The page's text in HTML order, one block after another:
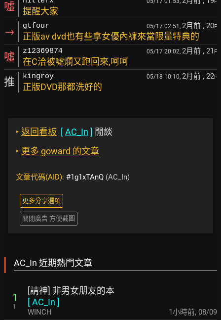
噓 提醒大家
→ gtfour 05/17 02:51, 2月前 , 20F
正版av dvd也有些拿女優內褲來當限量特典的
噓 z12369874 05/17 20:02, 2月前 , 21 F
在C洽被噓爛又跑回來,呵呵
推 kingroy 05/18 10:10, 2月前 , 22F
正版DVD那都洗好的
‣ 返回看板 [AC_In ] 閒談
‣ 更多 goward 的文章
文章代碼(AID): #1g1xTAnQ (AC_In)
更多分享選項
關閉廣告 方便截圖
AC_In 近期熱門文章
1
1
[請神] 非男女朋友的本
[AC_In ]
WINCH 1小時前, 08/09